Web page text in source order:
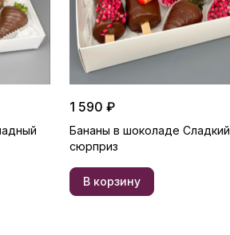
1 590 ₽
Бананы в шоколаде Сладкий
сюрприз
В корзину